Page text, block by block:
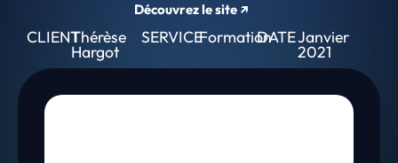
Découvrez le site ↗
CLIENTThérèse
Hargot
SERVICEFormationDATEJanvier
2021